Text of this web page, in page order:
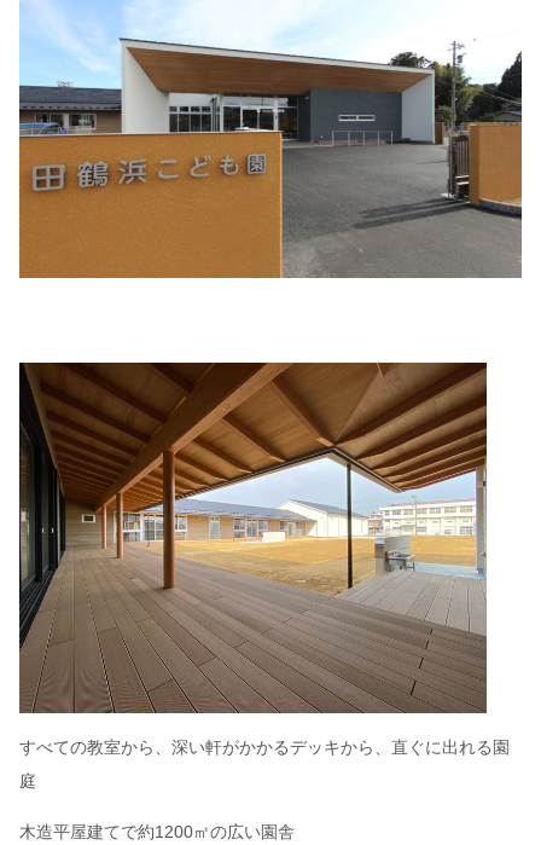
すべての教室から、深い軒がかかるデッキから、直ぐに出れる園
庭
木造平屋建てで約1200㎡の広い園舎